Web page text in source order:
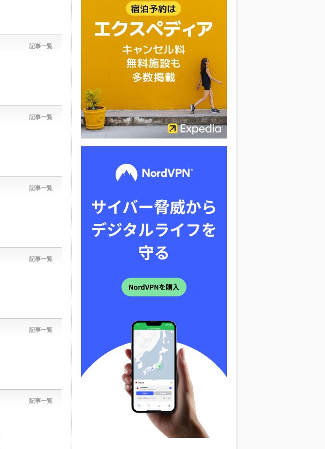
記事一覧
記事一覧
記事一覧
記事一覧
記事一覧
記事一覧